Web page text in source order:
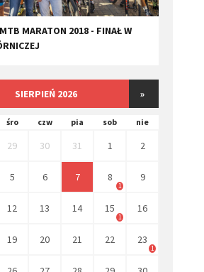
MARATON 2018 - FINAŁ W
SIERPIEŃ 2026 »
śro czw pia sob nie
29 30 31 1 2
5 6 7 8
1
9
12 13 14 15
1
16
19 20 21 22 23
1